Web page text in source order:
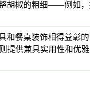
胡椒的粗细——例如
餐桌装饰相得益彰
提供兼具实用性和优